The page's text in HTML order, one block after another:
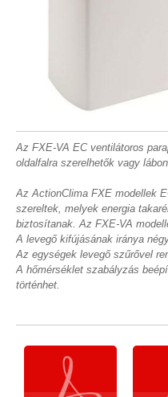
Az FXE-VA EC ventilátoros
oldalfalra szerelhetők vagy
Az ActionClima FXE modellek
szereltek, melyek energia
biztosítanak. Az FXE-VA
A levegő kifújásának iránya
Az egységek levegő szűrővel
A hőmérséklet szabályzás
történhet.